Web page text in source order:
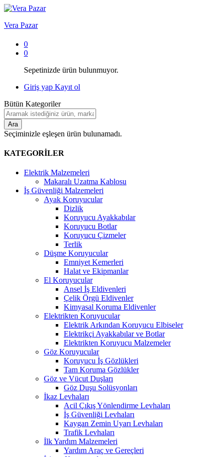
Vera Pazar
0
0
Sepetinizde ürün bulunmuyor.
Giriş yap Kayıt ol
Bütün Kategoriler
Ara
Seçiminizle eşleşen ürün bulunamadı.
KATEGORİLER
Elektrik Malzemeleri
Makaralı Uzatma Kablosu
İş Güvenliği Malzemeleri
Ayak Koruyucular
Dizlik
Koruyucu Ayakkabılar
Koruyucu Botlar
Koruyucu Çizmeler
Terlik
Düşme Koruyucular
Emniyet Kemerleri
Halat ve Ekipmanlar
El Koruyucular
Ansel İş Eldivenleri
Çelik Örgü Eldivenler
Kimyasal Koruma Eldivenler
Elektrikten Koruyucular
Elektrik Arkından Koruyucu Elbiseler
Elektrikçi Ayakkabılar ve Botlar
Elektrikten Koruyucu Malzemeler
Göz Koruyucular
Koruyucu İş Gözlükleri
Tam Koruma Gözlükler
Göz ve Vücut Duşları
Göz Duşu Solüsyonları
İkaz Levhaları
Acil Çıkış Yönlendirme Levhaları
İş Güvenliği Levhaları
Kaygan Zemin Uyarı Levhaları
Trafik Levhaları
İlk Yardım Malzemeleri
Yardım Araç ve Gereçleri